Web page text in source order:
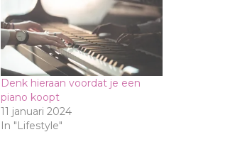
Denk hieraan voordat je een
piano koopt
11 januari 2024
In "Lifestyle"